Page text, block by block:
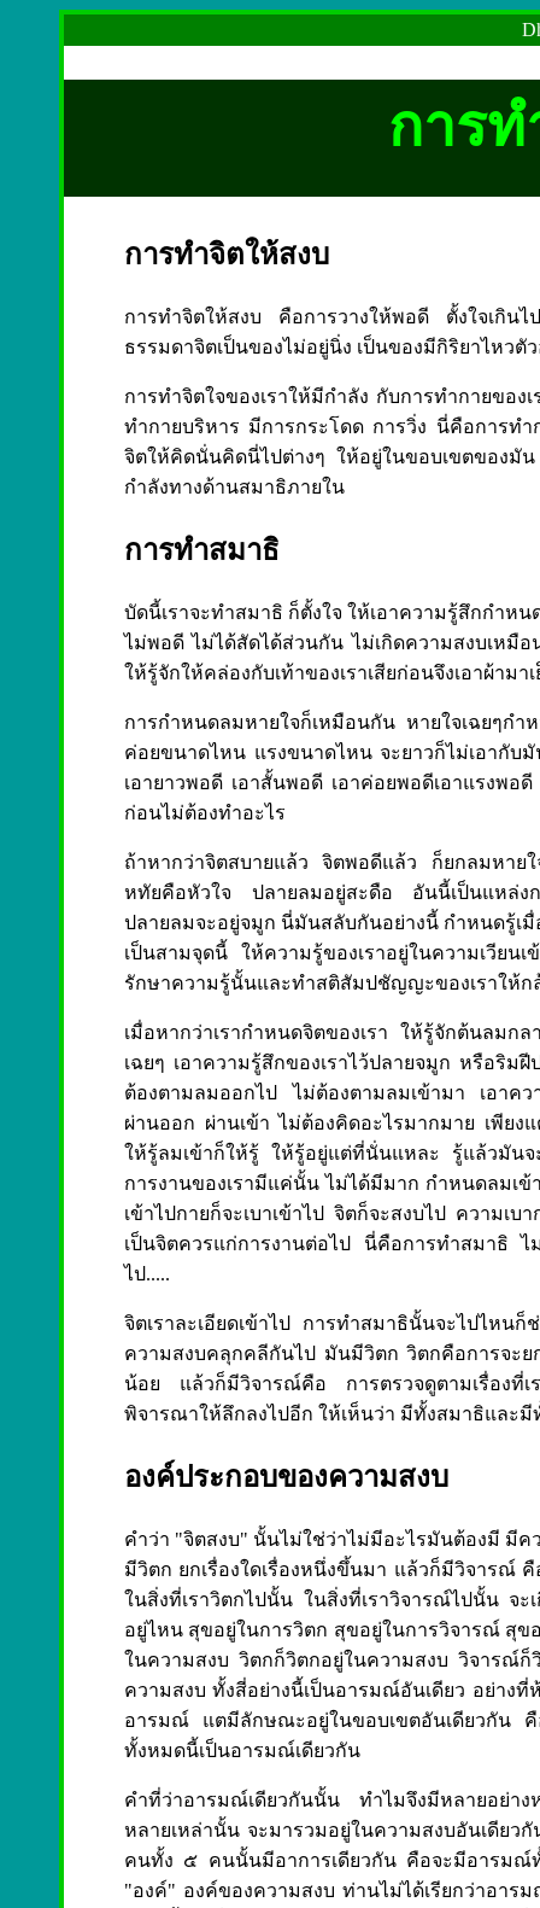
การท
การทำจิตให้สงบ
การทำจิตให้สงบ คือการวางให้พอดี ตั้งใจเกิน
ธรรมดาจิตเป็นของไม่อยู่นิ่ง เป็นของมีกิริยาไหวตั
การทำจิตใจของเราให้มีกำลัง กับการทำกายขอ
ทำกายบริหาร มีการกระโดด การวิ่ง นี่คือการท
จิตให้คิดนั่นคิดนี่ไปต่างๆ ให้อยู่ในขอบเขตของมัน
กำลังทางด้านสมาธิภายใน
การทำสมาธิ
บัดนี้เราจะทำสมาธิ ก็ตั้งใจ ให้เอาความรู้สึกกำห
ไม่พอดี ไม่ได้สัดได้ส่วนกัน ไม่เกิดความสงบเหมือ
ให้รู้จักให้คล่องกับเท้าของเราเสียก่อนจึงเอาผ้ามาเ
การกำหนดลมหายใจก็เหมือนกัน หายใจเฉยๆ
ค่อยขนาดไหน แรงขนาดไหน จะยาวก็ไม่เอากับ
เอายาวพอดี เอาสั้นพอดี เอาค่อยพอดีเอาแรงพ
ก่อนไม่ต้องทำอะไร
ถ้าหากว่าจิตสบายแล้ว จิตพอดีแล้ว ก็ยกลมหาย
หทัยคือหัวใจ ปลายลมอยู่สะดือ อันนี้เป็นแหล่งก
ปลายลมจะอยู่จมูก นี่มันสลับกันอย่างนี้ กำหนดรู้เ
เป็นสามจุดนี้ ให้ความรู้ของเราอยู่ในความเวียน
รักษาความรู้นั้นและทำสติสัมปชัญญะของเราให้ก
เมื่อหากว่าเรากำหนดจิตของเรา ให้รู้จักต้นลมก
เฉยๆ เอาความรู้สึกของเราไว้ปลายจมูก หรือริ
ต้องตามลมออกไป ไม่ต้องตามลมเข้ามา เอาค
ผ่านออก ผ่านเข้า ไม่ต้องคิดอะไรมากมาย เพีย
ให้รู้ลมเข้าก็ให้รู้ ให้รู้อยู่แต่ที่นั่นแหละ รู้แล้วมันจ
การงานของเรามีแค่นั้น ไม่ได้มีมาก กำหนดลมเ
เข้าไปกายก็จะเบาเข้าไป จิตก็จะสงบไป ความเ
เป็นจิตควรแก่การงานต่อไป นี่คือการทำสมาธิ
ไป.....
จิตเราละเอียดเข้าไป การทำสมาธินั้นจะไปไห
ความสงบคลุกคลีกันไป มันมีวิตก วิตกคือการจะ
น้อย แล้วก็มีวิจารณ์คือ การตรวจดูตามเรื่องที่
พิจารณาให้ลึกลงไปอีก ให้เห็นว่า มีทั้งสมาธิและ
องค์ประกอบของความสงบ
คำว่า "จิตสงบ" นั้นไม่ใช่ว่าไม่มีอะไรมันต้องมี มี
มีวิตก ยกเรื่องใดเรื่องหนึ่งขึ้นมา แล้วก็มีวิจาร
ในสิ่งที่เราวิตกไปนั้น ในสิ่งที่เราวิจารณ์ไปนั้น จ
อยู่ไหน สุขอยู่ในการวิตก สุขอยู่ในการวิจารณ์ สุ
ในความสงบ วิตกก็วิตกอยู่ในความสงบ วิจารณ์
ความสงบ ทั้งสี่อย่างนี้เป็นอารมณ์อันเดียว อย่าง
อารมณ์ แตมีลักษณะอยู่ในขอบเขตอันเดียวกัน
ทั้งหมดนี้เป็นอารมณ์เดียวกัน
คำที่ว่าอารมณ์เดียวกันนั้น ทำไมจึงมีหลายอย่า
หลายเหล่านั้น จะมารวมอยู่ในความสงบอันเดีย
คนทั้ง ๕ คนนั้นมีอาการเดียวกัน คือจะมีอารม
"องค์" องค์ของความสงบ ท่านไม่ได้เรียกว่าอา